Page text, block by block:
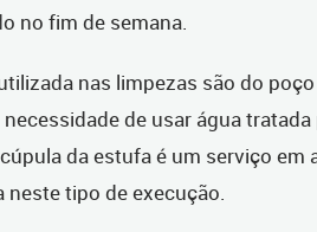
no fim de semana.
nas limpezas são do
de usar água
da estufa é um serviço em
neste tipo de execução.